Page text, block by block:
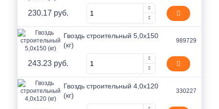
230.17 руб.
Гвоздь строительный 5,0х150
(кг)
989729
243.23 руб.
Гвоздь строительный 4,0х120
(кг)
330227